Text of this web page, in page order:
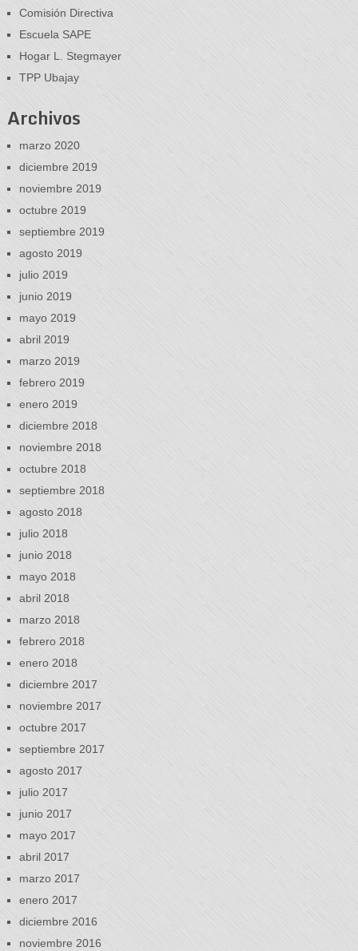
Comisión Directiva
Escuela SAPE
Hogar L. Stegmayer
TPP Ubajay
Archivos
marzo 2020
diciembre 2019
noviembre 2019
octubre 2019
septiembre 2019
agosto 2019
julio 2019
junio 2019
mayo 2019
abril 2019
marzo 2019
febrero 2019
enero 2019
diciembre 2018
noviembre 2018
octubre 2018
septiembre 2018
agosto 2018
julio 2018
junio 2018
mayo 2018
abril 2018
marzo 2018
febrero 2018
enero 2018
diciembre 2017
noviembre 2017
octubre 2017
septiembre 2017
agosto 2017
julio 2017
junio 2017
mayo 2017
abril 2017
marzo 2017
enero 2017
diciembre 2016
noviembre 2016